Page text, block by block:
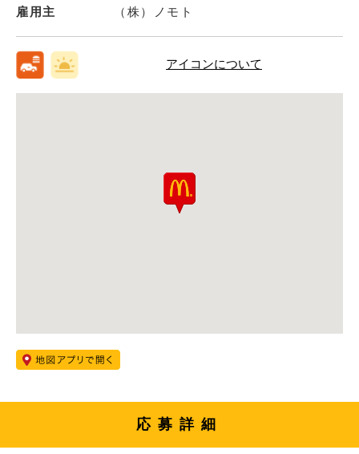
雇用主 （株）ノモト
アイコンについて
応募詳細